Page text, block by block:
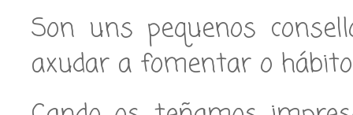
Son uns pequenos
axudar a fomentar o